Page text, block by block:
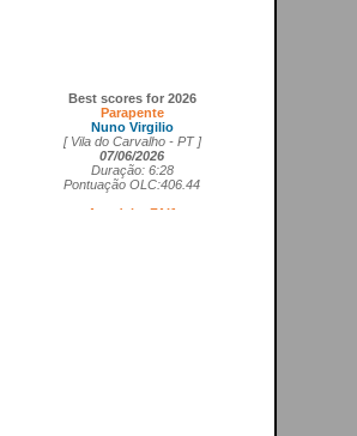
Parapente
Nuno Virgilio
[ Vila do Carvalho - PT ]
07/06/2026
Duração: 6:28
Pontuação OLC:406.44